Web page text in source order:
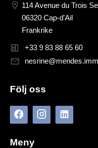
114 Avenue du Trois
06320 Cap-d'Ail
Frankrike
+33 9 83 88 65 60
Följ oss
Meny